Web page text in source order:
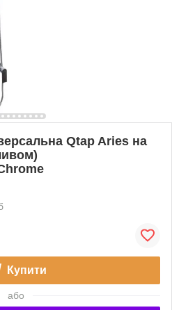
Qtap Aries на
Купити
або